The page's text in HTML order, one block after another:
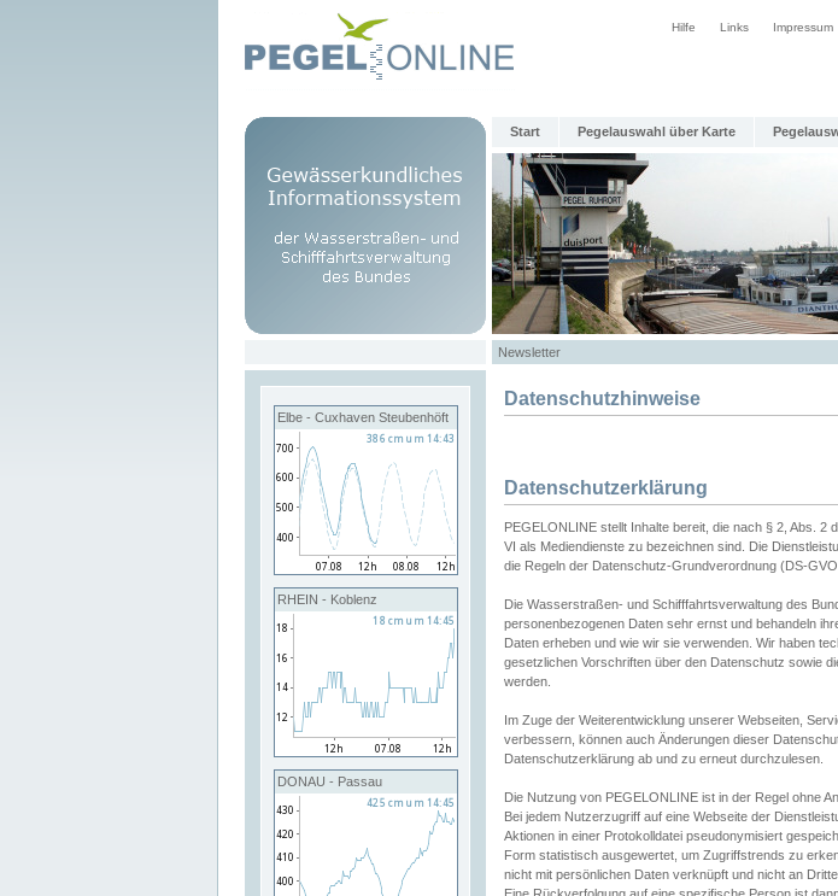
Hilfe Links Impressum
Start Pegelauswahl über Karte
Newsletter
Elbe - Cuxhaven Steubenhöft
RHEIN - Koblenz
DONAU - Passau
Datenschutzhinweise
Datenschutzerklärung
PEGELONLINE stellt Inhalte bereit, die nach § 2, Abs.
VI als Mediendienste zu bezeichnen sind. Die
die Regeln der Datenschutz-Grundverordnung (DS-
Die Wasserstraßen- und Schifffahrtsverwaltung des
personenbezogenen Daten sehr ernst und behandeln
Daten erheben und wie wir sie verwenden. Wir haben
gesetzlichen Vorschriften über den Datenschutz sowie
werden.
Im Zuge der Weiterentwicklung unserer Webseiten,
verbessern, können auch Änderungen dieser
Datenschutzerklärung ab und zu erneut durchzulesen.
Die Nutzung von PEGELONLINE ist in der Regel ohne
Bei jedem Nutzerzugriff auf eine Webseite der
Aktionen in einer Protokolldatei pseudonymisiert
Form statistisch ausgewertet, um Zugriffstrends zu
nicht mit persönlichen Daten verknüpft und nicht an